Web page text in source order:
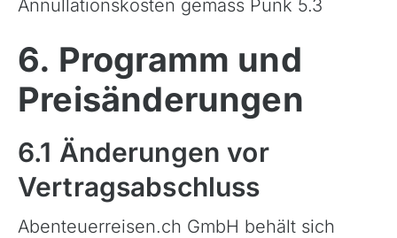
Annullationskosten gemäss Punk 5.3
6. Programm und
Preisänderungen
6.1 Änderungen vor
Vertragsabschluss
Abenteuerreisen.ch GmbH behält sich
Finnland
Frankreich
Griechenland
Island
Italien
Kroatien
Madeira, Portugal
Norwegen